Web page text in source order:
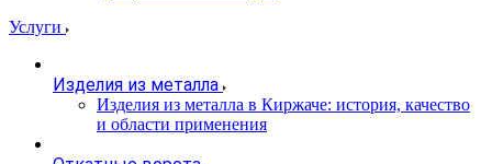
Услуги
Изделия из металла
Изделия из металла в Киржаче: история, качество
и области применения